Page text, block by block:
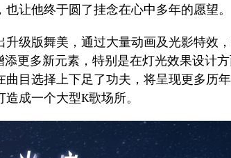
让他终于圆了挂念在心中多年的愿望。
级版舞美，通过大量动画及光影特效
更多新元素，特别是在灯光效果设计
目选择上下足了功夫，将呈现更多历
成一个大型K歌场所。